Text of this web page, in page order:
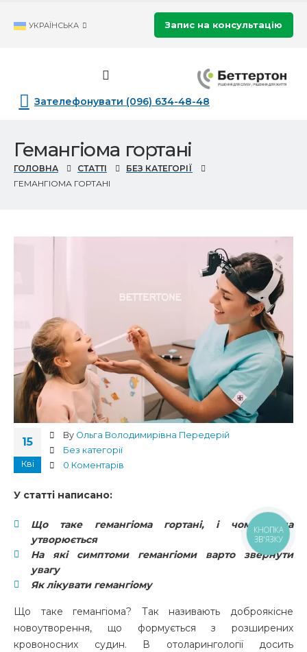
УКРАЇНСЬКА Запис на консультацію
Зателефонувати (096) 634-48-48
Гемангіома гортані
ГОЛОВНА СТАТТІ
БЕЗ КАТЕГОРІЇ
ГЕМАНГІОМА ГОРТАНІ
15
Кві
By Ольга Володимирівна Передерій
Без категорії
0 Коментарів
У статті написано:
Що таке гемангіома гортані, і чому вона
утворюється
На які симптоми гемангіоми варто звернути
увагу
Як лікувати гемангіому
Що таке гемангіома? Так називають доброякісне
новоутворення, що формується з розширених
кровоносних судин.
В отоларингології досить
КНОПКА
ЗВ'ЯЗКУ